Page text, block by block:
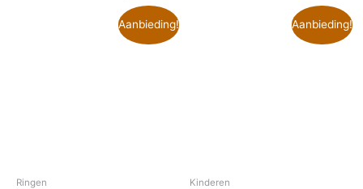
Aanbieding!
Ringen
Aanbieding!
Kinderen